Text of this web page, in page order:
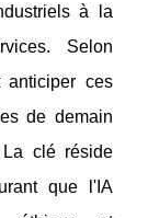
à la
Selon
anticiper ces
de demain
clé réside
que l'IA